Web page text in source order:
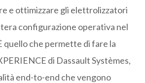
e ottimizzare gli elettrolizzatori
configurazione operativa nel
quello che permette di fare la
di Dassault Systèmes,
end-to-end che vengono